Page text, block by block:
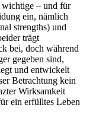
– und für
ein, nämlich
strengths) und
trägt
bei, doch während
gegeben sind,
und entwickelt
Betrachtung kein
Wirksamkeit
ein erfülltes Leben